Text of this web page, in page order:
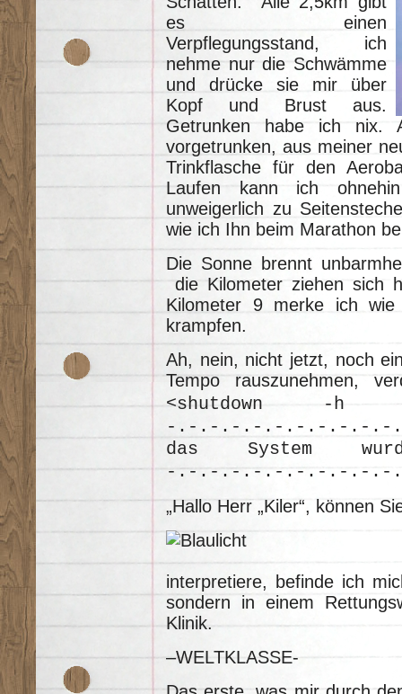
es einen
Verpflegungsstand, ich
nehme nur die Schwämme
und drücke sie mir über
Kopf und Brust aus.
Getrunken habe ich
vorgetrunken, aus meiner
Trinkflasche für den
Laufen kann ich
unweigerlich zu
wie ich Ihn beim Marathon
Die Sonne brennt
die Kilometer ziehen sich
Kilometer 9 merke ich
krampfen.
Ah, nein, nicht jetzt, noch
Tempo rauszunehmen,
<shutdown -h
-.-.-.-.-.-.-.-.-.-
das System
-.-.-.-.-.-.-.-.-.-
„Hallo Herr „Kiler“, können
interpretiere, befinde ich
sondern in einem
Klinik.
–WELTKLASSE-